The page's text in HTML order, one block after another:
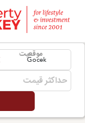
موقعیت
Gocek